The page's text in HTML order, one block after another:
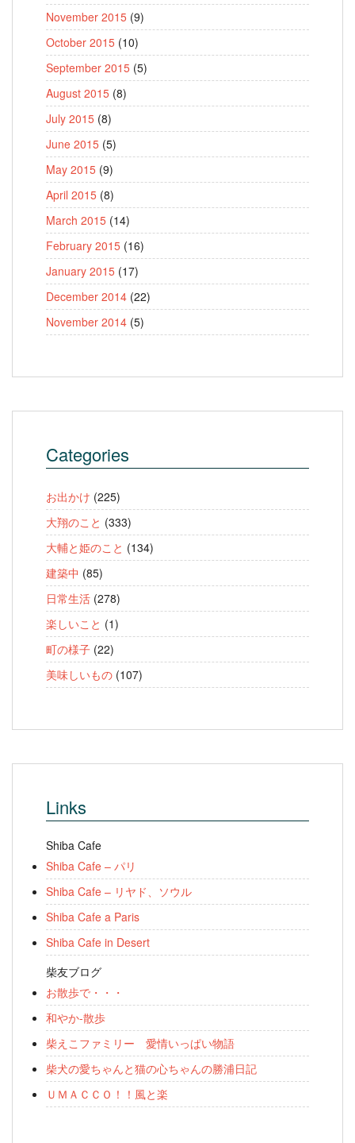
November 2015 (9)
October 2015 (10)
September 2015 (5)
August 2015 (8)
July 2015 (8)
June 2015 (5)
May 2015 (9)
April 2015 (8)
March 2015 (14)
February 2015 (16)
January 2015 (17)
December 2014 (22)
November 2014 (5)
Categories
お出かけ (225)
大翔のこと (333)
大輔と姫のこと (134)
建築中 (85)
日常生活 (278)
楽しいこと (1)
町の様子 (22)
美味しいもの (107)
Links
Shiba Cafe
Shiba Cafe – パリ
Shiba Cafe – リヤド、ソウル
Shiba Cafe a Paris
Shiba Cafe in Desert
柴友ブログ
お散歩で・・・
和やか-散歩
柴えこファミリー 愛情いっぱい物語
柴犬の愛ちゃんと猫の心ちゃんの勝浦日記
ＵＭＡＣＣＯ！！風と楽